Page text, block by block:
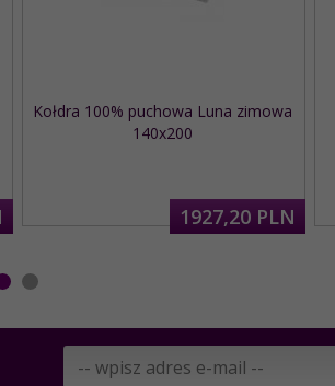
Kołdra 100% puchowa Luna zimowa
140x200
1927,20 PLN